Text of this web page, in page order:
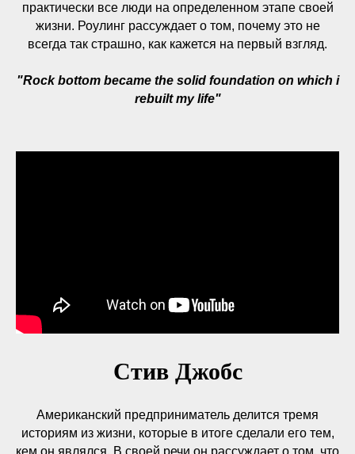
практически все люди на определенном этапе своей
жизни. Роулинг рассуждает о том, почему это не
всегда так страшно, как кажется на первый взгляд.
"Rock bottom became the solid foundation on which i
rebuilt my life"
Стив Джобс
Американский предприниматель делится тремя
историям из жизни, которые в итоге сделали его тем,
кем он являлся. В своей речи он рассуждает о том, что